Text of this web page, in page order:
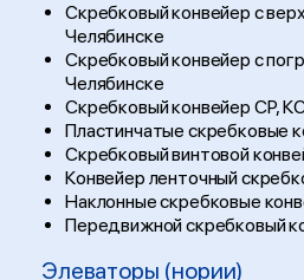
Скребковый конвейер с
Челябинске
Скребковый конвейер с
Челябинске
Скребковый конвейер СР,
Пластинчатые скребковые
Скребковый винтовой
Конвейер ленточный
Наклонные скребковые
Передвижной скребковый
Элеваторы (нории)